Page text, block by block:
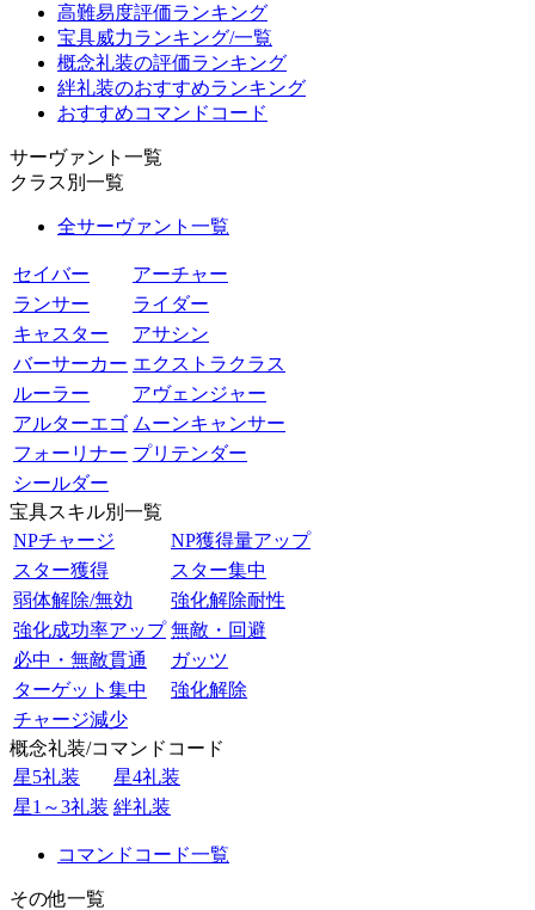
高難易度評価ランキング
宝具威力ランキング/一覧
概念礼装の評価ランキング
絆礼装のおすすめランキング
おすすめコマンドコード
サーヴァント一覧
クラス別一覧
全サーヴァント一覧
セイバー
アーチャー
ランサー
ライダー
キャスター
アサシン
バーサーカー エクストラクラス
ルーラー
アヴェンジャー
アルターエゴ ムーンキャンサー
フォーリナー プリテンダー
シールダー
宝具スキル別一覧
NPチャージ
NP獲得量アップ
スター獲得
スター集中
弱体解除/無効
強化解除耐性
強化成功率アップ 無敵・回避
必中・無敵貫通
ガッツ
ターゲット集中
強化解除
チャージ減少
概念礼装/コマンドコード
星5礼装
星4礼装
星1～3礼装 絆礼装
コマンドコード一覧
その他一覧